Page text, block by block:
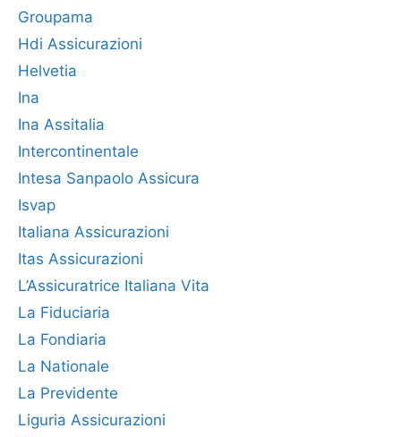
Groupama
Hdi Assicurazioni
Helvetia
Ina
Ina Assitalia
Intercontinentale
Intesa Sanpaolo Assicura
Isvap
Italiana Assicurazioni
Itas Assicurazioni
L’Assicuratrice Italiana Vita
La Fiduciaria
La Fondiaria
La Nationale
La Previdente
Liguria Assicurazioni